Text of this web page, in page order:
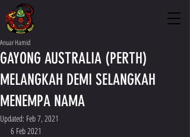
GAYONG AUSTRALIA (PERTH)
MELANGKAH DEMI SELANGKAH
MENEMPA NAMA
Anuar Hamid
Updated: Feb 7, 2021
6 Feb 2021